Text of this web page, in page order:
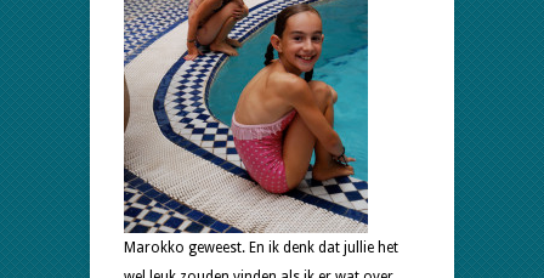
Marokko geweest. En ik denk dat jullie het